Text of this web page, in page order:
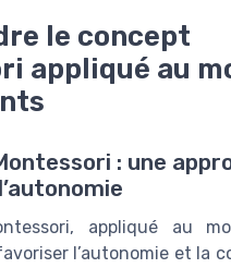
le concept
appliqué au
: une
appliqué au
l’autonomie et la